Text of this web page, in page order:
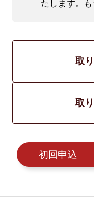
たします。
取
取
初回申込